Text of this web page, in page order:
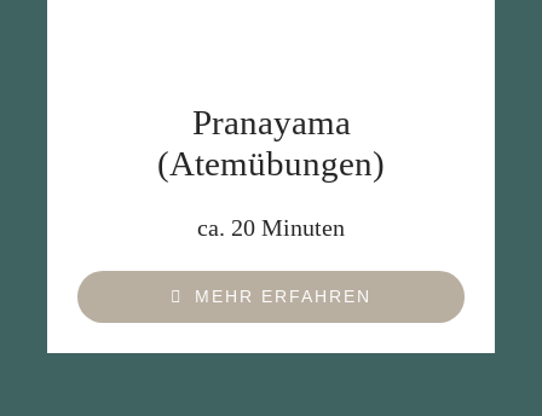
Pranayama
(Atemübungen)
ca. 20 Minuten
MEHR ERFAHREN